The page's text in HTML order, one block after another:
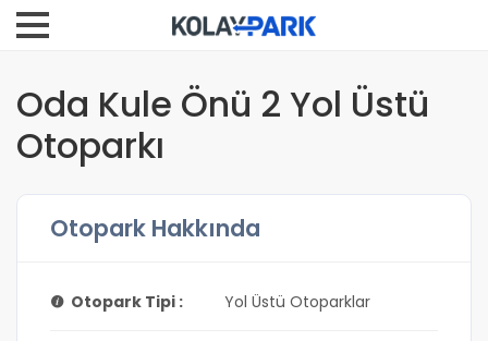
Oda Kule Önü 2 Yol Üstü
Otoparkı
Otopark Hakkında
Otopark Tipi : Yol Üstü Otoparklar